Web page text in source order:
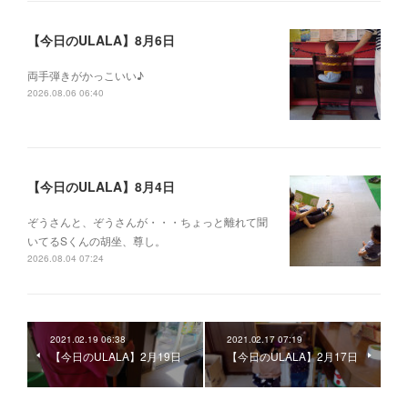
【今日のULALA】8月6日
両手弾きがかっこいい♪
2026.08.06 06:40
【今日のULALA】8月4日
ぞうさんと、ぞうさんが・・・ちょっと離れて聞
いてるSくんの胡坐、尊し。
2026.08.04 07:24
2021.02.19 06:38
【今日のULALA】2月19日
2021.02.17 07:19
【今日のULALA】2月17日